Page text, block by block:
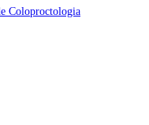
que precisa?
ao tribunal, cada
Coloproctologia